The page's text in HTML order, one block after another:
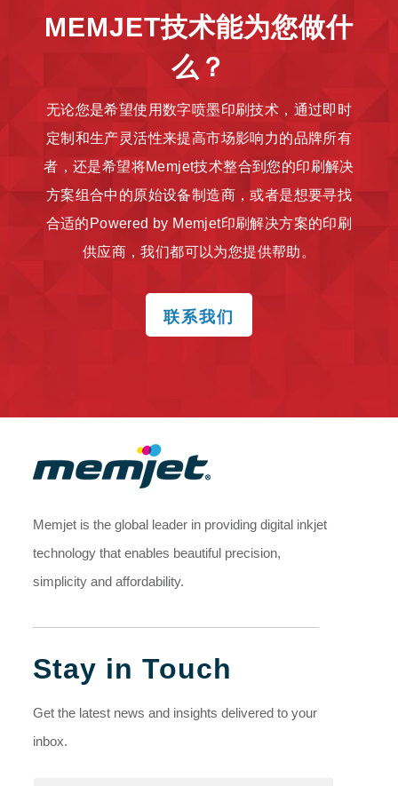
MEMJET技术能为您做什
么？
无论您是希望使用数字喷墨印刷技术，通过即时
定制和生产灵活性来提高市场影响力的品牌所有
者，还是希望将Memjet技术整合到您的印刷解决
方案组合中的原始设备制造商，或者是想要寻找
合适的Powered by Memjet印刷解决方案的印刷
供应商，我们都可以为您提供帮助。
联系我们
Memjet is the global leader in providing digital inkjet
technology that enables beautiful precision,
simplicity and affordability.
Stay in Touch
Get the latest news and insights delivered to your
inbox.